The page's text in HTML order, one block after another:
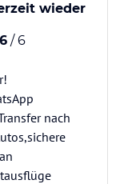
wieder
6 / 6
nach